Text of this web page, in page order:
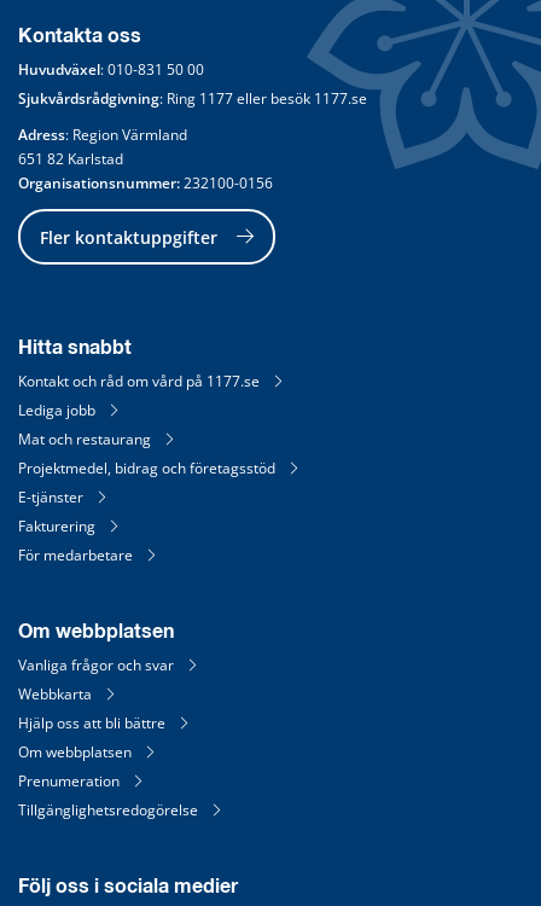
Kontakta oss
Huvudväxel: 010-831 50 00
Sjukvårdsrådgivning: Ring 1177 eller besök 1177.se
Adress: Region Värmland
651 82 Karlstad
Organisationsnummer: 232100-0156
Fler kontaktuppgifter
Hitta snabbt
Kontakt och råd om vård på 1177.se
Lediga jobb
Mat och restaurang
Projektmedel, bidrag och företagsstöd
E-tjänster
Fakturering
För medarbetare
Om webbplatsen
Vanliga frågor och svar
Webbkarta
Hjälp oss att bli bättre
Om webbplatsen
Prenumeration
Tillgänglighetsredogörelse
Följ oss i sociala medier